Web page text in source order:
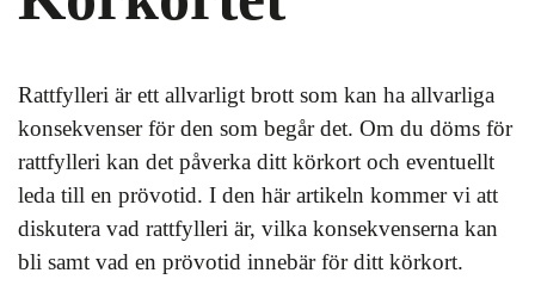
Rattfylleri är ett allvarligt brott som kan ha allvarliga
konsekvenser för den som begår det. Om du döms för
rattfylleri kan det påverka ditt körkort och eventuellt
leda till en prövotid. I den här artikeln kommer vi att
diskutera vad rattfylleri är, vilka konsekvenserna kan
bli samt vad en prövotid innebär för ditt körkort.